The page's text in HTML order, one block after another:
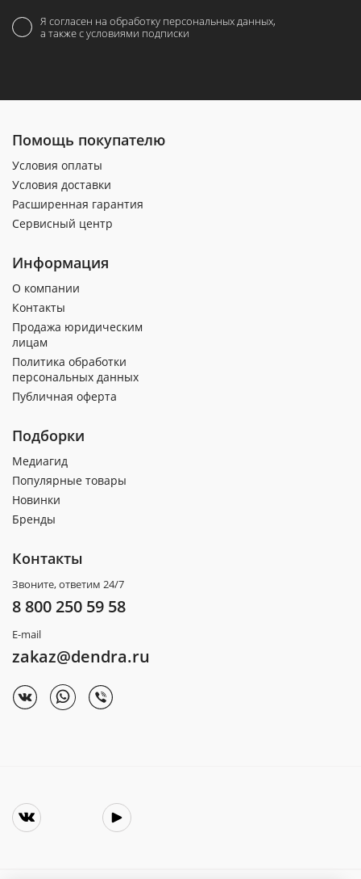
Я согласен на обработку персональных данных,
а также с условиями подписки
Помощь покупателю
Условия оплаты
Условия доставки
Расширенная гарантия
Сервисный центр
Информация
О компании
Контакты
Продажа юридическим
лицам
Политика обработки
персональных данных
Публичная оферта
Подборки
Медиагид
Популярные товары
Новинки
Бренды
Контакты
Звоните, ответим 24/7
8 800 250 59 58
E-mail
zakaz@dendra.ru